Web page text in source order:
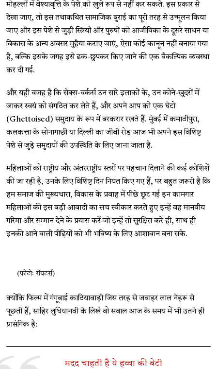
मोहल्लों में वेश्यावृत्ति के पेशे को खुले रूप से नहीं कर सकते. इस प्रकार से
देखा जाए, तो इस तथाकथित सामाजिक बुराई का पूरी तरह से उन्मूलन किया
जाए और इस पेशे से जुड़ी स्त्रियों और पुरुषों को आजीविका के दूसरे साधन या
विकास के अन्य अवसर मुहैया कराए जाएं, ऐसा कोई कानून नहीं बनाया गया
है, बल्कि इसके जगह इसे ढक-छुपकर किए जाने की एक वैकल्पिक व्यवस्था
कर दी गई.
और यही वजह है कि सेक्स-वर्कर्स उन सारे इलाकों के, उन कोने-खुदरों में
जाकर स्वयं को संगठित कर लेते हैं, और अपने आप को एक घेटो
(Ghettoised) समुदाय के रूप में बरकरार रखते हैं. मुंबई में कमाठीपुरा,
कलकत्ता के सोनागाछी या दिल्ली का जीबी रोड आज भी अपने इस विशिष्ट
पेशे से जुड़े समुदायों की उपस्थिति के लिए जाना जाता है.
महिलाओं को राष्ट्रीय और अंतरराष्ट्रीय स्तरों पर पहचान दिलाने की कई कोशिशें
की जा रही है, उनके लिए विशिष्ट दिन नियत किए गए हैं, पर बहुत ज़रूरी है कि
हम समाज की मुख्यधारा, विकास के प्रवाह में पीछे छूट गई इन कामगार
महिलाओं की इस बड़ी आबादी का सच स्वीकार करते हुए इन्हें वह मानवीय
गरिमा और सम्मान देने के प्रयास करें जो इन्हें तो सुरक्षित करे ही, साथ ही
इनकी आने वाली पीढ़ियों को भी भविष्य के लिए आशावान बना सके.
(फोटोः रॉयटर्स)
क्योंकि फिल्म में गंगूबाई काठियावाड़ी जिस तरह से जवाहर लाल नेहरू से
पूछती हैं, साहिर लुधियानवी के लिखे वो सवाल आज के समय में भी उतने ही
प्रासंगिक है:
मदद चाहती है ये हव्वा की बेटी